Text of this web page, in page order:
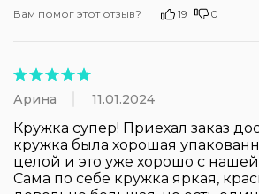
Вам помог этот отзыв? 19 0
Арина 11.01.2024
Кружка супер! Приехал заказ
кружка была хорошая
целой и это уже хорошо с нашей
Сама по себе кружка яркая,